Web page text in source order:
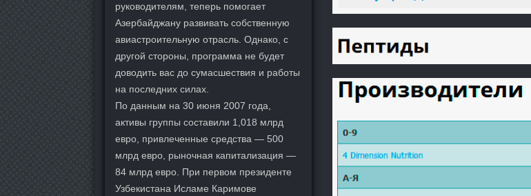
руководителям, теперь помогает
Азербайджану развивать собственную
авиастроительную отрасль. Однако, с
другой стороны, программа не будет
доводить вас до сумасшествия и работы
на последних силах.
По данным на 30 июня 2007 года,
активы группы составили 1,018 млрд
евро, привлеченные средства — 500
млрд евро, рыночная капитализация —
84 млрд евро. При первом президенте
Узбекистана Исламе Каримове